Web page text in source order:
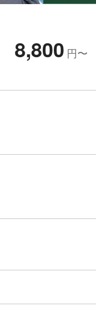
8,800 円〜